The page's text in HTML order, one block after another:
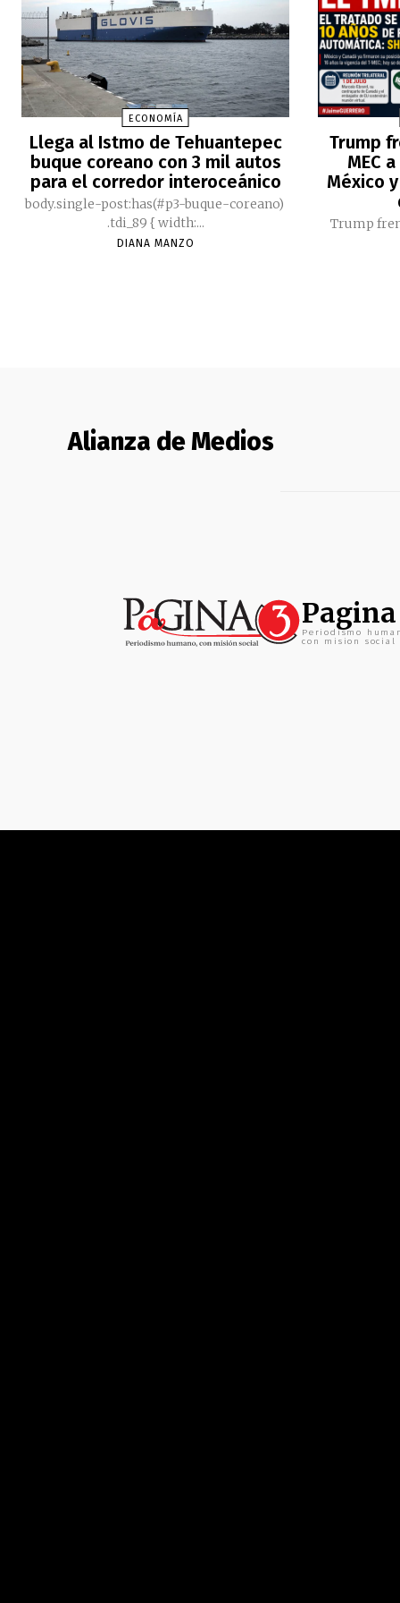
ECONOMÍA
Llega al Istmo de Tehuantepec
buque coreano con 3 mil autos
para el corredor interoceánico
body.single-post:has(#p3-buque-coreano)
.tdi_89 { width:...
DIANA MANZO
Trump
MEC
México
Trump
Alianza de Medios
Periodismo
con mision social